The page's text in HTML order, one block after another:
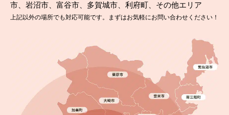
完成日 2025.09.19
市、岩沼市、富谷市、多賀城市、利府町、その他エリア
上記以外の場所でも対応可能です。まずはお気軽にお問い合わせください！